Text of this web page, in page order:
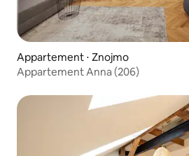
Appartement ⋅ Znojmo
Appartement Anna (206)